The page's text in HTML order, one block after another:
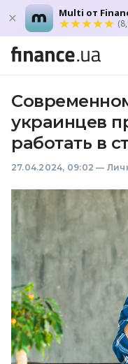
Multi от
украинцев
работать в
27.04.2024, 09:02 —